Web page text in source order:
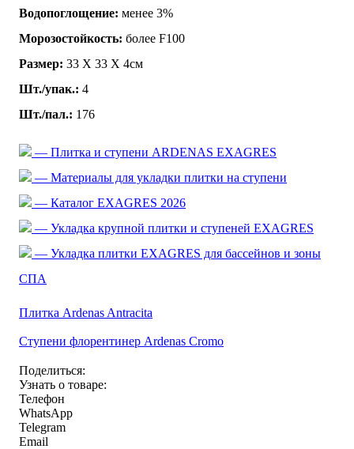
Водопоглощение: менее 3%
Морозостойкость: более F100
Размер: 33 Х 33 Х 4см
Шт./упак.: 4
Шт./пал.: 176
— Плитка и ступени ARDENAS EXAGRES
— Материалы для укладки плитки на ступени
— Каталог EXAGRES 2026
— Укладка крупной плитки и ступеней EXAGRES
— Укладка плитки EXAGRES для бассейнов и зоны
СПА
Плитка Ardenas Antracita
Ступени флорентинер Ardenas Cromo
Поделиться:
Узнать о товаре:
Телефон
WhatsApp
Telegram
Email